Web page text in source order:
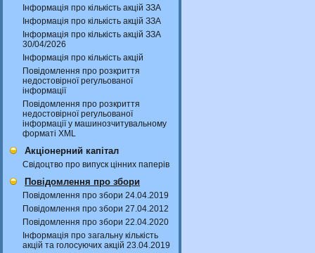
Інформація про кількість акцій ЗЗА
Інформація про кількість акцій ЗЗА
Інформація про кількість акцій ЗЗА
30/04/2026
Інформація про кількість акцій
Повідомлення про розкриття
недостовірної регульованої
інформації
Повідомлення про розкриття
недостовірної регульованої
інформації у машинозчитувальному
форматі XML
Акціонерний капітал
Свідоцтво про випуск цінних паперів
Повідомлення про збори
Повідомлення про збори 24.04.2019
Повідомлення про збори 27.04.2012
Повідомлення про збори 22.04.2020
Інформація про загальну кількість
акцій та голосуючих акцій 23.04.2019